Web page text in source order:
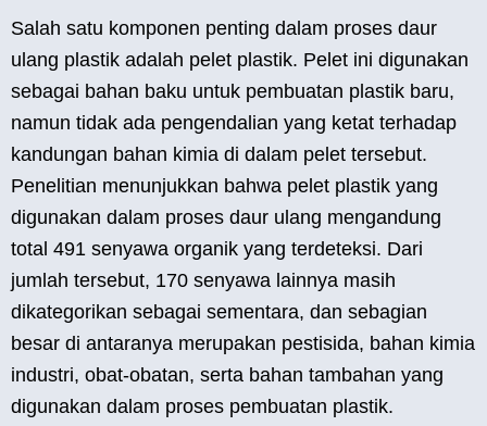
Salah satu komponen penting dalam proses daur
ulang plastik adalah pelet plastik. Pelet ini digunakan
sebagai bahan baku untuk pembuatan plastik baru,
namun tidak ada pengendalian yang ketat terhadap
kandungan bahan kimia di dalam pelet tersebut.
Penelitian menunjukkan bahwa pelet plastik yang
digunakan dalam proses daur ulang mengandung
total 491 senyawa organik yang terdeteksi. Dari
jumlah tersebut, 170 senyawa lainnya masih
dikategorikan sebagai sementara, dan sebagian
besar di antaranya merupakan pestisida, bahan kimia
industri, obat-obatan, serta bahan tambahan yang
digunakan dalam proses pembuatan plastik.